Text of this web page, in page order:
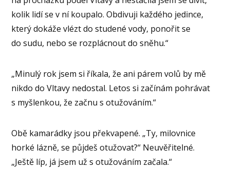
kolik lidí se v ní koupalo. Obdivuji každého jedince,
který dokáže vlézt do studené vody, ponořit se
do sudu, nebo se rozplácnout do sněhu.“
„Minulý rok jsem si říkala, že ani párem volů by mě
nikdo do Vltavy nedostal. Letos si začínám pohrávat
s myšlenkou, že začnu s otužováním.“
Obě kamarádky jsou překvapené. „Ty, milovnice
horké lázně, se půjdeš otužovat?“ Neuvěřitelné.
„Ještě líp, já jsem už s otužováním začala.“